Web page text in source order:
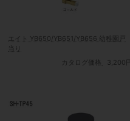
エイト YB650/YB651/YB656 幼稚園戸
当り
カタログ価格
3,200円